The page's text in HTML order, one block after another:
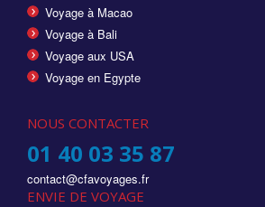
Voyage à Macao
Voyage à Bali
Voyage aux USA
Voyage en Egypte
NOUS CONTACTER
01 40 03 35 87
contact@cfavoyages.fr
ENVIE DE VOYAGE